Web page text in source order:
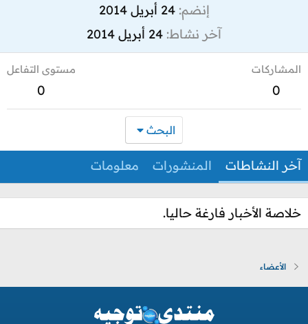
إنضم 24 أبريل 2014
آخر نشاط 24 أبريل 2014
المشاركات
0
مستوى التفاعل
0
البحث
آخر النشاطات المنشورات معلومات
خلاصة الأخبار فارغة حاليا.
الأعضاء